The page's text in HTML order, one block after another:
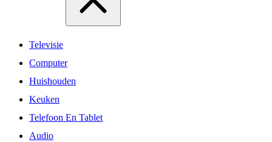
Televisie
Computer
Huishouden
Keuken
Telefoon En Tablet
Audio